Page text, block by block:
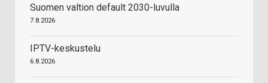
Suomen valtion default 2030-luvulla
7.8.2026
IPTV-keskustelu
6.8.2026